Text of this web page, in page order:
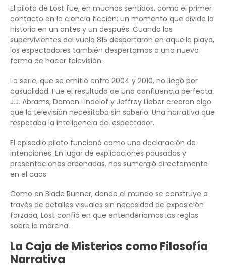
El piloto de Lost fue, en muchos sentidos, como el primer
contacto en la ciencia ficción: un momento que divide la
historia en un antes y un después. Cuando los
supervivientes del vuelo 815 despertaron en aquella playa,
los espectadores también despertamos a una nueva
forma de hacer televisión.
La serie, que se emitió entre 2004 y 2010, no llegó por
casualidad. Fue el resultado de una confluencia perfecta:
J.J. Abrams, Damon Lindelof y Jeffrey Lieber crearon algo
que la televisión necesitaba sin saberlo. Una narrativa que
respetaba la inteligencia del espectador.
El episodio piloto funcionó como una declaración de
intenciones. En lugar de explicaciones pausadas y
presentaciones ordenadas, nos sumergió directamente
en el caos.
Como en Blade Runner, donde el mundo se construye a
través de detalles visuales sin necesidad de exposición
forzada, Lost confió en que entenderíamos las reglas
sobre la marcha.
La Caja de Misterios como Filosofía
Narrativa